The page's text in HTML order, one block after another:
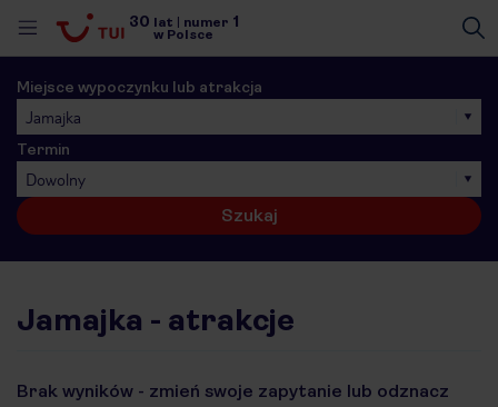
30 lat numer 1
w Polsce
Miejsce wypoczynku lub atrakcja
Jamajka
Termin
Dowolny
Szukaj
Jamajka - atrakcje
Brak wyników - zmień swoje zapytanie lub odznacz